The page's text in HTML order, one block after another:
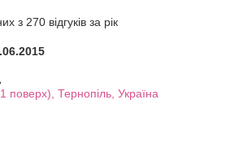
з 270 відгуків за рік
поверх), Тернопіль, Україна